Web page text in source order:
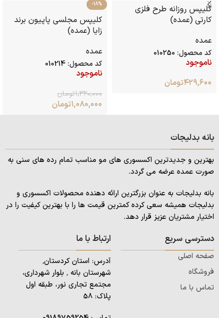
کلیپس روزانه طرح فلزی
کارتی (عمده)
عمده
کد محصول: 010250
ناموجود
۴۲۹,۶۰۰تومان
-18%
کلیپس مجلسی پاپیون برند
زایا (عمده)
عمده
کد محصول: 010214
ناموجود
۱,۳۲۰,۰۰۰تومان
۱,۰۸۰,۰۰۰تومان
بانه بدلیجات
بهترین و جدیدترین اکسسوری های مو مناسب تمام رده های سنی به
صورت عمده عرضه می گردد.
بانه بدلیجات به عنوان بزرگترین ارائه دهنده محصولات اکسسوری و
بدلیجات همیشه سعی کرده کمترین قیمت ها را با بهترین کیفیت را در
اختیار مشتریان عزیز قرار دهد.
دسترسی سریع
صفحه اصلی
فروشگاه
تماس با ما
ارتباط با ما
آدرس: استان کردستان٬
شهرستان بانه ٬ بلوار شهرداری،
مجتمع تجاری نور، طبقه اول
پلاک: 58